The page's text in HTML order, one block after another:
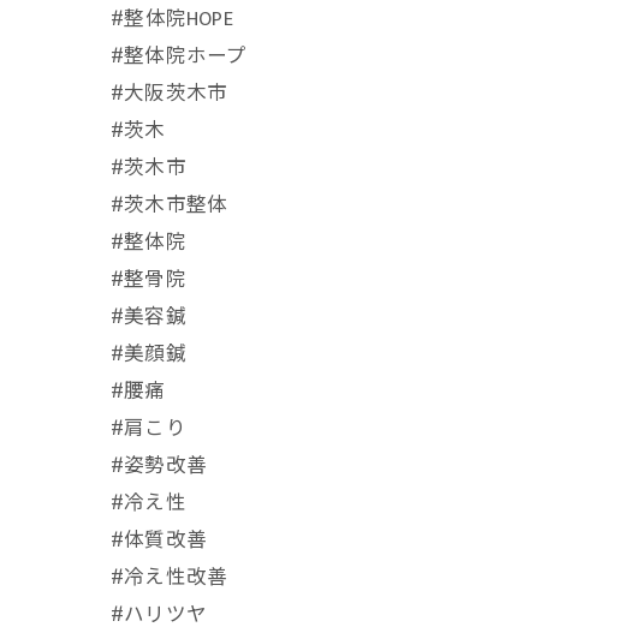
⁡#整体院HOPE
#整体院ホープ
#大阪茨木市
#茨木
#茨木市
#茨木市整体
#整体院
#整骨院
#美容鍼
#美顔鍼
#腰痛
#肩こり
#姿勢改善
#冷え性
#体質改善
#冷え性改善
#ハリツヤ